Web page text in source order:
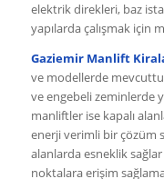
elektrik direkleri, baz
yapılarda çalışmak için
Gaziemir Manlift
ve modellerde
ve engebeli zeminlerde
manliftler ise kapalı
enerji verimli bir çözüm
alanlarda esneklik
noktalara erişim